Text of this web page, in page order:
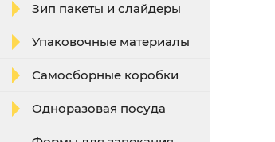
Зип пакеты и слайдеры
Упаковочные материалы
Самосборные коробки
Одноразовая посуда